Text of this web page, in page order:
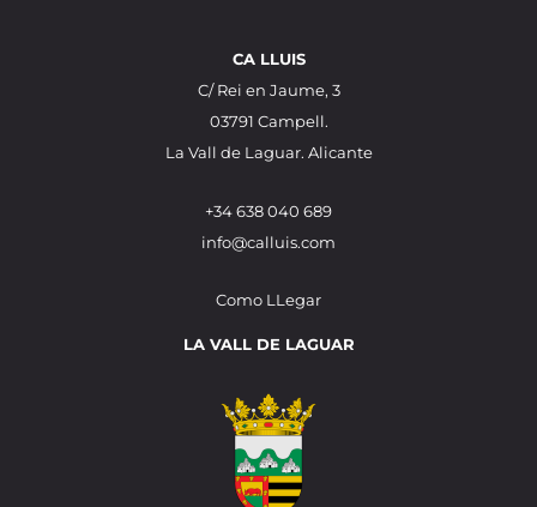
CA LLUIS
C/ Rei en Jaume, 3
03791 Campell.
La Vall de Laguar. Alicante
+34 638 040 689
info@calluis.com
Como LLegar
LA VALL DE LAGUAR